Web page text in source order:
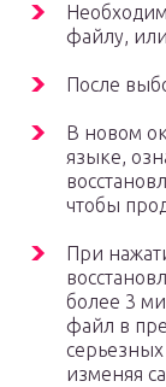
файлу,
После
В новом
языке,
чтобы
При
более 3
файл в
изменяя